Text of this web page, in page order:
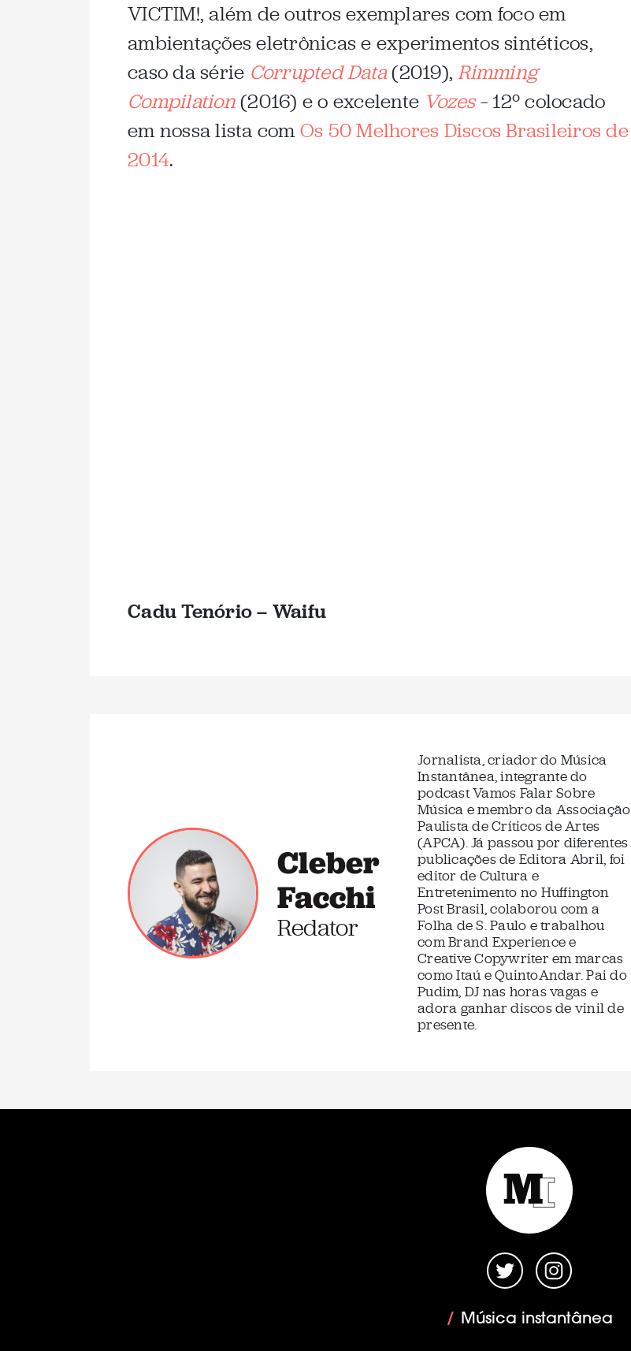
VICTIM!, além de outros exemplares com foco em
ambientações eletrônicas e experimentos sintéticos,
caso da série Corrupted Data(2019),Rimming
Compilation(2016) e o excelente Vozes– 12º colocado
em nossa lista com Os 50 Melhores Discos Brasileiros de
2014.
Cadu Tenório – Waifu
Cleber
Facchi
Redator
Jornalista, criador do Música
Instantânea, integrante do
podcast Vamos Falar Sobre
Música e membro da Associação
Paulista de Críticos de Artes
(APCA). Já passou por diferentes
publicações de Editora Abril, foi
editor de Cultura e
Entretenimento no Huffington
Post Brasil, colaborou com a
Folha de S. Paulo e trabalhou
com Brand Experience e
Creative Copywriter em marcas
como Itaú e QuintoAndar. Pai do
Pudim, DJ nas horas vagas e
adora ganhar discos de vinil de
presente.
/ Música instantânea